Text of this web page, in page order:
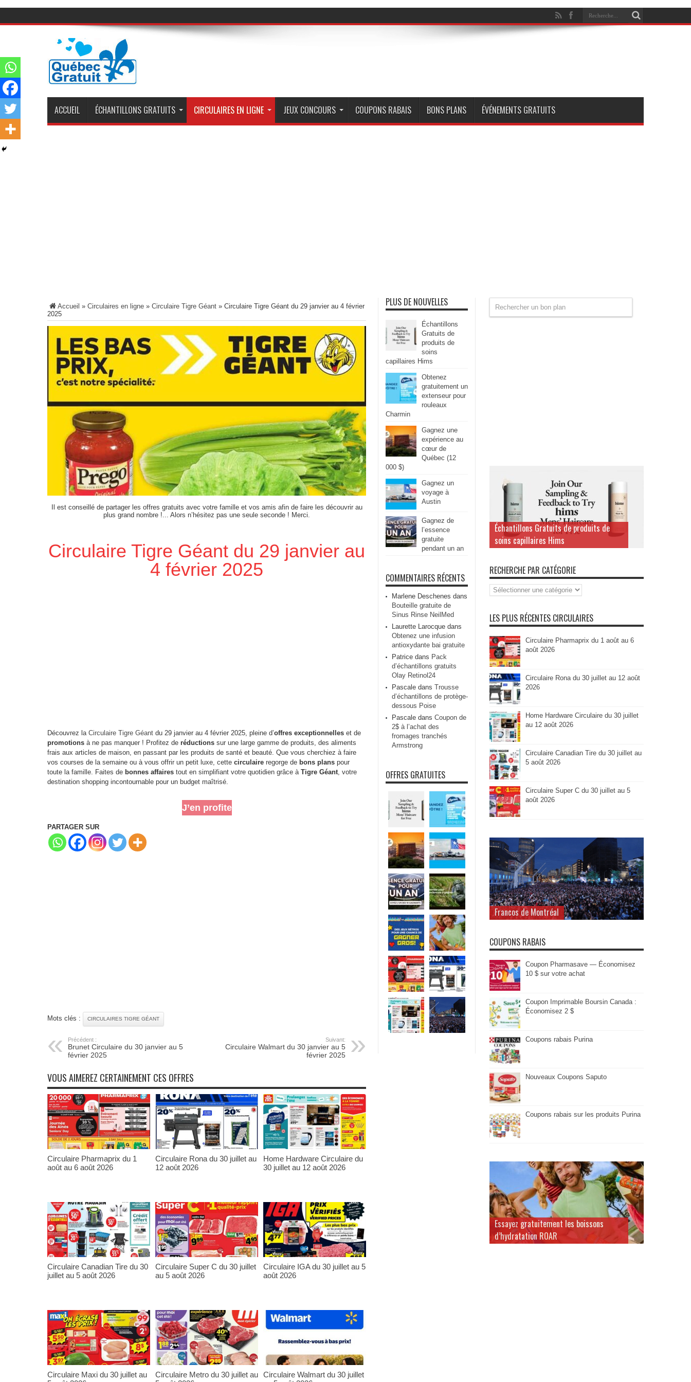
ACCUEIL ÉCHANTILLONS GRATUITS CIRCULAIRES EN LIGNE JEUX CONCOURS COUPONS RABAIS BONS PLANS ÉVÉNEMENTS GRATUITS
Accueil » Circulaires en ligne » Circulaire Tigre Géant » Circulaire Tigre Géant du 29 janvier au 4 février
2025
Il est conseillé de partager les offres gratuits avec votre famille et vos amis afin de faire les découvrir au
plus grand nombre !... Alors n’hésitez pas une seule seconde ! Merci.
Circulaire Tigre Géant du 29 janvier au
4 février 2025
Découvrez la Circulaire Tigre Géant du 29 janvier au 4 février 2025, pleine d’offres exceptionnelles et de
promotions à ne pas manquer ! Profitez de réductions sur une large gamme de produits, des aliments
frais aux articles de maison, en passant par les produits de santé et beauté. Que vous cherchiez à faire
vos courses de la semaine ou à vous offrir un petit luxe, cette circulaire regorge de bons plans pour
toute la famille. Faites de bonnes affaires tout en simplifiant votre quotidien grâce à Tigre Géant, votre
destination shopping incontournable pour un budget maîtrisé.
J’en profite
PARTAGER SUR
Mots clés : CIRCULAIRES TIGRE GÉANT
Précédent :
Brunet Circulaire du 30 janvier au 5
février 2025
Suivant:
Circulaire Walmart du 30 janvier au 5
février 2025
VOUS AIMEREZ CERTAINEMENT CES OFFRES
Circulaire Pharmaprix du 1
août au 6 août 2026
Circulaire Rona du 30 juillet au
12 août 2026
Home Hardware Circulaire du
30 juillet au 12 août 2026
Circulaire Canadian Tire du 30
juillet au 5 août 2026
Circulaire Super C du 30 juillet
au 5 août 2026
Circulaire IGA du 30 juillet au 5
août 2026
Circulaire Maxi du 30 juillet au
Circulaire Metro du 30 juillet au Circulaire Walmart du 30 juillet
PLUS DE NOUVELLES
Échantillons
Gratuits de
produits de
soins
capillaires Hims
Obtenez
gratuitement un
extenseur pour
rouleaux
Charmin
Gagnez une
expérience au
cœur de
Québec (12
000 $)
Gagnez un
voyage à
Austin
Gagnez de
l’essence
gratuite
pendant un an
COMMENTAIRES RÉCENTS
Marlene Deschenes dans
Bouteille gratuite de
Sinus Rinse NeilMed
Laurette Larocque dans
Obtenez une infusion
antioxydante bai gratuite
Patrice dans Pack
d’échantillons gratuits
Olay Retinol24
Pascale dans Trousse
d’échantillons de protège-
dessous Poise
Pascale dans Coupon de
2$ à l’achat des
fromages tranchés
Armstrong
OFFRES GRATUITES
Échantillons Gratuits de produits de
soins capillaires Hims
RECHERCHE PAR CATÉGORIE
Recherche
par
LES PLUS RÉCENTES CIRCULAIRES
Circulaire Pharmaprix du 1 août au 6
août 2026
Circulaire Rona du 30 juillet au 12 août
2026
Home Hardware Circulaire du 30 juillet
au 12 août 2026
Circulaire Canadian Tire du 30 juillet au
5 août 2026
Circulaire Super C du 30 juillet au 5
août 2026
Francos de Montréal
COUPONS RABAIS
Coupon Pharmasave — Économisez
10 $ sur votre achat
Coupon Imprimable Boursin Canada :
Économisez 2 $
Coupons rabais Purina
Nouveaux Coupons Saputo
Coupons rabais sur les produits Purina
Essayez gratuitement les boissons
d’hydratation ROAR